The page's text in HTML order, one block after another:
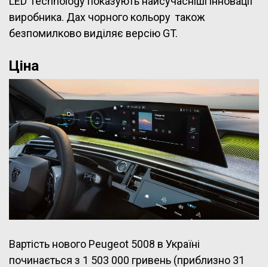
виробника. Дах чорного кольору також
безпомилково виділяє версію GT.
Ціна
Вартість нового Peugeot 5008 в Україні
починається з 1 503 000 гривень (приблизно 31